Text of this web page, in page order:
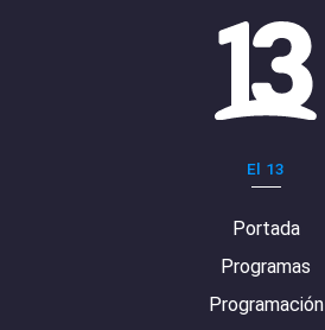
El 13
Portada
Programas
Programación